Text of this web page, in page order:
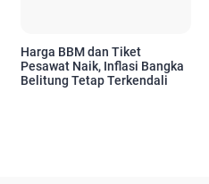
Harga BBM dan Tiket
Pesawat Naik, Inflasi Bangka
Belitung Tetap Terkendali